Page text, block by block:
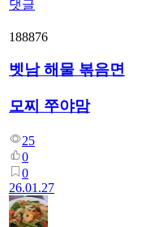
댓글
188876
벳남 해물 볶음면
모찌 쭈야맘
25
0
0
26.01.27